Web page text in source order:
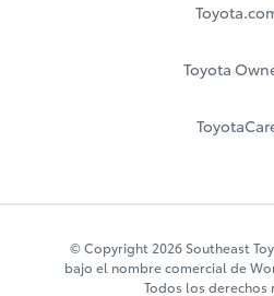
Toyota
© Copyright 2026 Southeast
bajo el nombre comercial de
Todos los derechos